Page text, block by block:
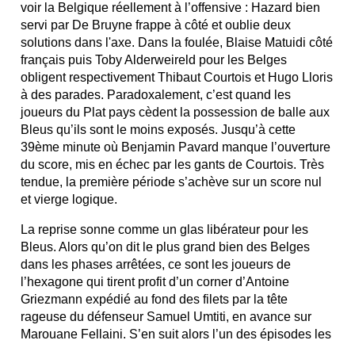
voir la Belgique réellement à l’offensive : Hazard bien
servi par De Bruyne frappe à côté et oublie deux
solutions dans l'axe. Dans la foulée, Blaise Matuidi côté
français puis Toby Alderweireld pour les Belges
obligent respectivement Thibaut Courtois et Hugo Lloris
à des parades. Paradoxalement, c’est quand les
joueurs du Plat pays cèdent la possession de balle aux
Bleus qu’ils sont le moins exposés. Jusqu’à cette
39ème minute où Benjamin Pavard manque l’ouverture
du score, mis en échec par les gants de Courtois. Très
tendue, la première période s’achève sur un score nul
et vierge logique.
La reprise sonne comme un glas libérateur pour les
Bleus. Alors qu’on dit le plus grand bien des Belges
dans les phases arrêtées, ce sont les joueurs de
l’hexagone qui tirent profit d’un corner d’Antoine
Griezmann expédié au fond des filets par la tête
rageuse du défenseur Samuel Umtiti, en avance sur
Marouane Fellaini. S’en suit alors l’un des épisodes les